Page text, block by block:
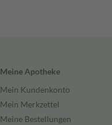
Meine Apotheke
Mein Kundenkonto
Mein Merkzettel
Meine Bestellungen